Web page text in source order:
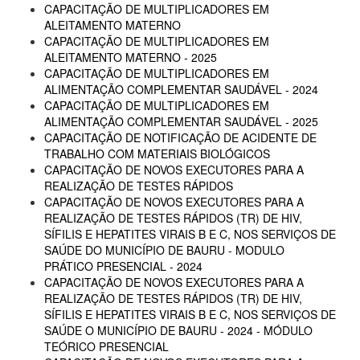
CAPACITAÇÃO DE MULTIPLICADORES EM
ALEITAMENTO MATERNO
CAPACITAÇÃO DE MULTIPLICADORES EM
ALEITAMENTO MATERNO - 2025
CAPACITAÇÃO DE MULTIPLICADORES EM
ALIMENTAÇÃO COMPLEMENTAR SAUDÁVEL - 2024
CAPACITAÇÃO DE MULTIPLICADORES EM
ALIMENTAÇÃO COMPLEMENTAR SAUDÁVEL - 2025
CAPACITAÇÃO DE NOTIFICAÇÃO DE ACIDENTE DE
TRABALHO COM MATERIAIS BIOLÓGICOS
CAPACITAÇÃO DE NOVOS EXECUTORES PARA A
REALIZAÇÃO DE TESTES RÁPIDOS
CAPACITAÇÃO DE NOVOS EXECUTORES PARA A
REALIZAÇÃO DE TESTES RÁPIDOS (TR) DE HIV,
SÍFILIS E HEPATITES VIRAIS B E C, NOS SERVIÇOS DE
SAÚDE DO MUNICÍPIO DE BAURU - MODULO
PRÁTICO PRESENCIAL - 2024
CAPACITAÇÃO DE NOVOS EXECUTORES PARA A
REALIZAÇÃO DE TESTES RÁPIDOS (TR) DE HIV,
SÍFILIS E HEPATITES VIRAIS B E C, NOS SERVIÇOS DE
SAÚDE O MUNICÍPIO DE BAURU - 2024 - MÓDULO
TEÓRICO PRESENCIAL